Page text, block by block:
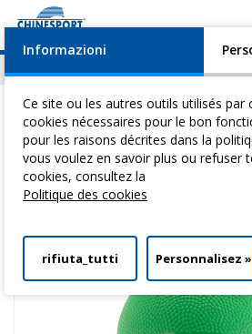
Actualités Evénements Video
Vous êtes ici: Home>Gymnastique
Heavimed Kg 0,5
Informazioni
Ce site ou les autres outils utilisés par
cookies nécessaires pour le bon
pour les raisons décrites dans la
vous voulez en savoir plus ou refuser
cookies, consultez la
Politique des cookies
rifiuta_tutti Personnalisez »